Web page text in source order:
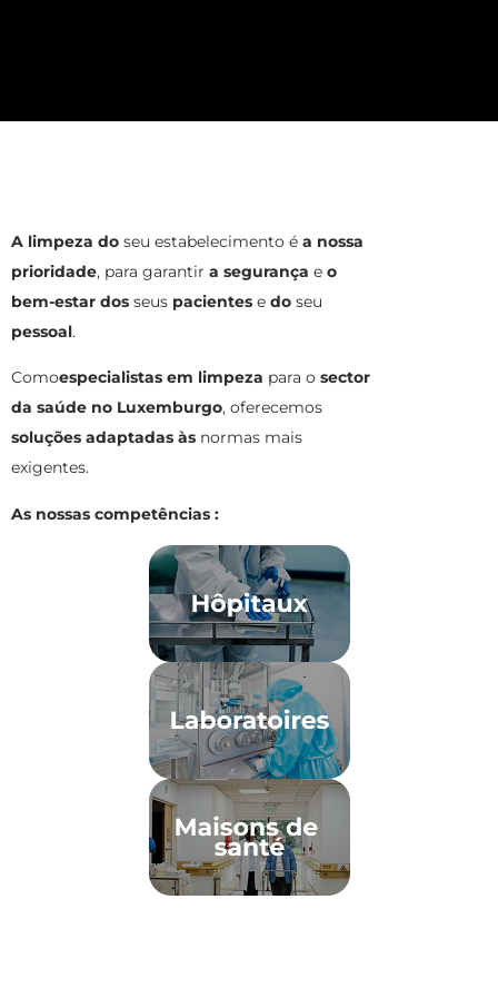
A limpeza do seu estabelecimento é a nossa
prioridade, para garantir a segurança e o
bem-estar dos seus pacientes e do seu
pessoal.
Comoespecialistas em limpeza para o sector
da saúde no Luxemburgo, oferecemos
soluções adaptadas às normas mais
exigentes.
As nossas competências :